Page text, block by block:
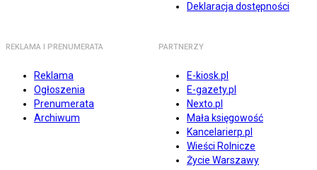
Deklaracja dostępności
REKLAMA I PRENUMERATA
Reklama
Ogłoszenia
Prenumerata
Archiwum
PARTNERZY
E-kiosk.pl
E-gazety.pl
Nexto.pl
Mała księgowość
Kancelarierp.pl
Wieści Rolnicze
Życie Warszawy